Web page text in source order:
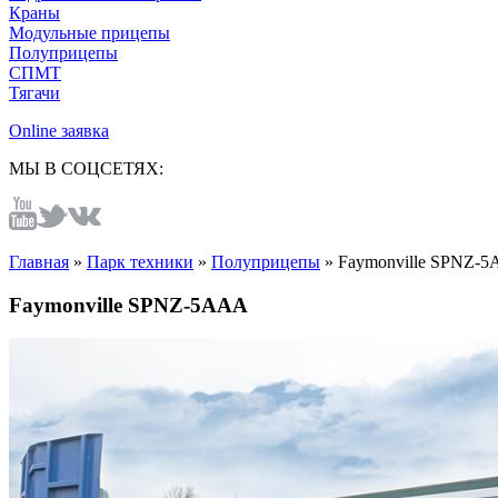
Краны
Модульные прицепы
Полуприцепы
СПМТ
Тягачи
Online заявка
МЫ В СОЦСЕТЯХ:
Главная » Парк техники » Полуприцепы » Faymonville SPNZ-
Faymonville SPNZ-5AAA